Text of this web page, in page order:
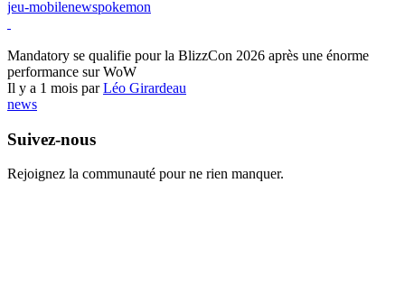
jeu-mobilenewspokemon
Mandatory se qualifie pour la BlizzCon 2026 après une énorme
performance sur WoW
Il y a 1 mois parLéo Girardeau
news
Suivez-nous
Rejoignez la communauté pour ne rien manquer.